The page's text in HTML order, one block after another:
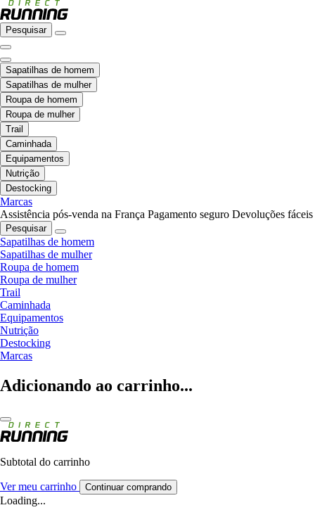
Pesquisar
Sapatilhas de homem
Sapatilhas de mulher
Roupa de homem
Roupa de mulher
Trail
Caminhada
Equipamentos
Nutrição
Destocking
Marcas
Assistência pós-venda na França Pagamento seguro Devoluções fáceis
Pesquisar
Sapatilhas de homem
Sapatilhas de mulher
Roupa de homem
Roupa de mulher
Trail
Caminhada
Equipamentos
Nutrição
Destocking
Marcas
Adicionando ao carrinho...
Subtotal do carrinho
Ver meu carrinho Continuar comprando
Loading...